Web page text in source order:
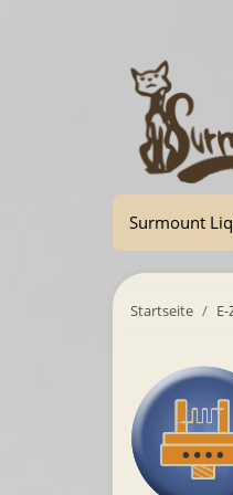
Surmount
Startseite